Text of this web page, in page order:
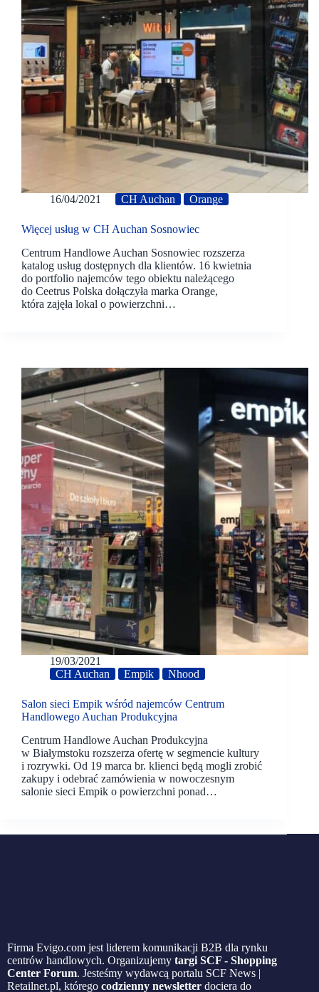
16/04/2021 CH Auchan Orange
Więcej usług w CH Auchan Sosnowiec
Centrum Handlowe Auchan Sosnowiec rozszerza
katalog usług dostępnych dla klientów. 16 kwietnia
do portfolio najemców tego obiektu należącego
do Ceetrus Polska dołączyła marka Orange,
która zajęła lokal o powierzchni…
19/03/2021
CH Auchan
Empik Nhood
Salon sieci Empik wśród najemców Centrum
Handlowego Auchan Produkcyjna
Centrum Handlowe Auchan Produkcyjna
w Białymstoku rozszerza ofertę w segmencie kultury
i rozrywki. Od 19 marca br. klienci będą mogli zrobić
zakupy i odebrać zamówienia w nowoczesnym
salonie sieci Empik o powierzchni ponad…
Firma Evigo.com jest liderem komunikacji B2B dla rynku
centrów handlowych. Organizujemy targi SCF - Shopping
Center Forum. Jesteśmy wydawcą portalu SCF News |
Retailnet.pl, którego codzienny newsletter dociera do